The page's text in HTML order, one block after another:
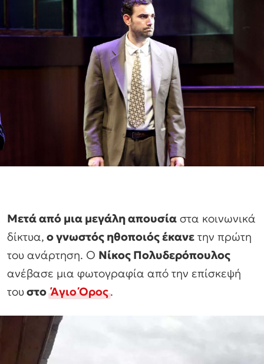
Μετά από μια μεγάλη απουσία στα κοινωνικά
δίκτυα, ο γνωστός ηθοποιός έκανε την πρώτη
του ανάρτηση. Ο Νίκος Πολυδερόπουλος
ανέβασε μια φωτογραφία από την επίσκεψή
τουστοΆγιο Όρος.